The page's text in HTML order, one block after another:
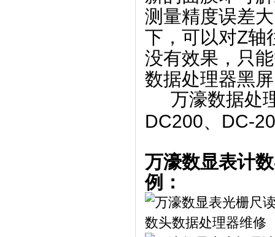
测量精度误差大
下，可以对Z轴
没有效果，只
数据处理器黑屏
万濠数据处
DC200、DC-
万濠数显表计
例：